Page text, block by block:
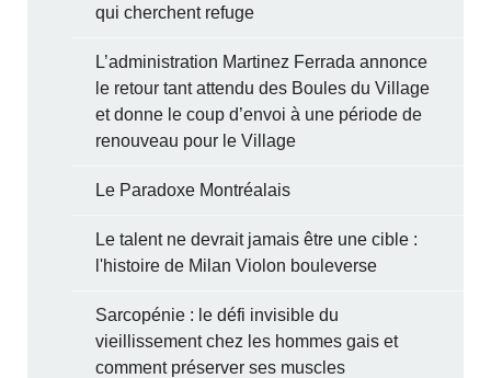
qui cherchent refuge
L’administration Martinez Ferrada annonce
le retour tant attendu des Boules du Village
et donne le coup d’envoi à une période de
renouveau pour le Village
Le Paradoxe Montréalais
Le talent ne devrait jamais être une cible :
l'histoire de Milan Violon bouleverse
Sarcopénie : le défi invisible du
vieillissement chez les hommes gais et
comment préserver ses muscles